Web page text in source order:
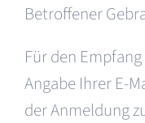
Betroffener
Für den
Angabe Ihrer E-
der Anmeldung